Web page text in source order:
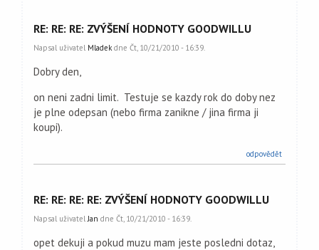
RE: RE: RE: ZVÝŠENÍ HODNOTY GOODWILLU
Napsal uživatel Mladek dne Čt, 10/21/2010 - 16:39.
Dobry den,
on neni zadni limit. Testuje se kazdy rok do doby nez
je plne odepsan (nebo firma zanikne / jina firma ji
koupi).
odpovědět
RE: RE: RE: RE: ZVÝŠENÍ HODNOTY GOODWILLU
Napsal uživatelJan dne Čt, 10/21/2010 - 16:39.
opet dekuji a pokud muzu mam jeste posledni dotaz,